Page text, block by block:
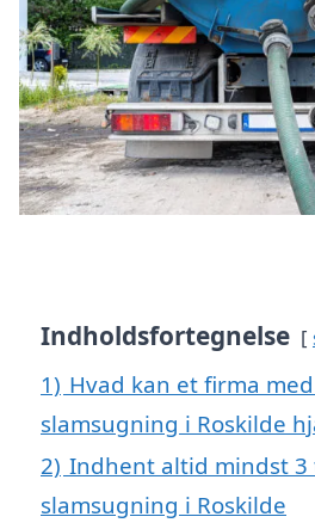
Indholdsfortegnelse
1) Hvad kan et firma
slamsugning i Roskilde
2) Indhent altid mindst 3
slamsugning i Roskilde